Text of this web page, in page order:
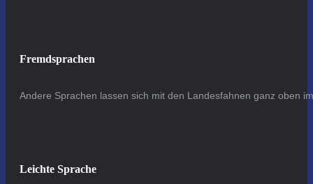
Fremdsprachen
Andere Sprachen lassen sich mit den Landesfahnen ganz oben
Leichte Sprache